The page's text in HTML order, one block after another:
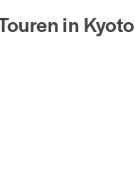
in Kyoto